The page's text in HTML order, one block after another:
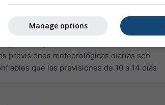
más inseguro que un
es que el clima diario es sujeto a
por eventos de mesoescala o
que no se pueden medir con suficiente
previsiones meteorológicas diarias son
que las previsiones de 10 a 14 días
Manage options